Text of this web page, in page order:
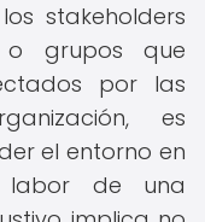
stakeholders
o grupos que
por las
es
el entorno en
de una